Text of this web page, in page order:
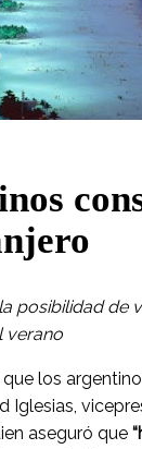
posibilidad de
verano
los
Iglesias,
aseguró que